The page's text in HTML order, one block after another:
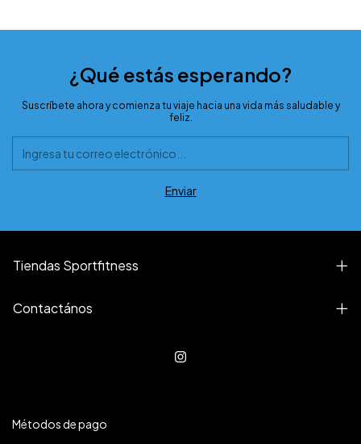
¿Qué estás esperando?
Suscríbete ahora y comienza tu viaje hacia una vida más saludable y
feliz.
Tiendas Sportfitness
Contactános
Métodos de pago